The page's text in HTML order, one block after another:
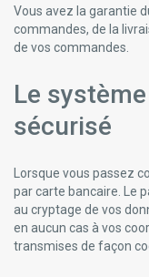
Vous avez la garantie
commandes, de la
de vos commandes.
Le
sécurisé
Lorsque vous passez
par carte bancaire. Le
au cryptage de vos
en aucun cas à vos
transmises de façon